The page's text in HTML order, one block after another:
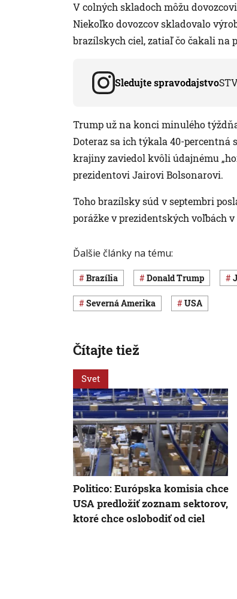
V colných skladoch môžu
Niekoľko dovozcov skladovalo
brazílskych ciel, zatiaľ čo čakali na
Sledujte spravodajstvo
Trump už na konci minulého
Doteraz sa ich týkala 40-percentná
krajiny zaviedol kvôli údajnému
prezidentovi Jairovi Bolsonarovi.
Toho brazílsky súd v septembri
porážke v prezidentských voľbách v
Ďalšie články na tému:
Brazília Donald Trump
Severná Amerika USA
Čítajte tiež
Svet
Politico: Európska komisia chce
USA predložiť zoznam sektorov,
ktoré chce oslobodiť od ciel